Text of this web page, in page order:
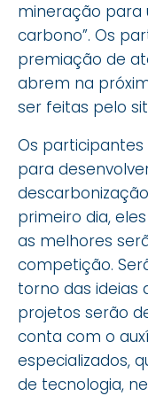
mineração para
carbono”. Os
premiação de
abrem na
ser feitas pelo
Os
para
primeiro dia,
as melhores
competição.
torno das ideias
projetos serão
conta com o
especializados,
de tecnologia,